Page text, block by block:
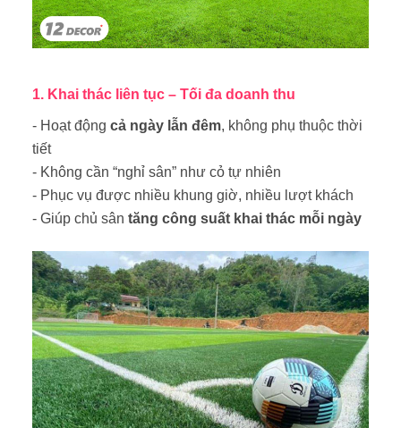
1. Khai thác liên tục – Tối đa doanh thu
- Hoạt động cả ngày lẫn đêm, không phụ thuộc thời
tiết
- Không cần “nghỉ sân” như cỏ tự nhiên
- Phục vụ được nhiều khung giờ, nhiều lượt khách
- Giúp chủ sân tăng công suất khai thác mỗi ngày